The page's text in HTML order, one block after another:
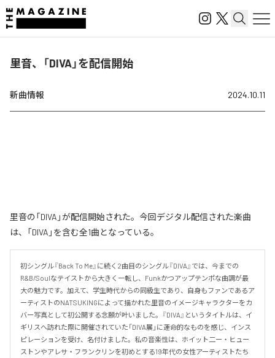
里音、「DIVA」を配信開始
新曲情報 2024.10.11
里音の「DIVA」が配信開始された。今回デジタル配信された楽曲
は、「DIVA」を含む全1曲となっている。
初シングル『Back To Me』に続く2曲目のシングル『DIVA』では、今までの
R&B/Soulなテイストから大きく一転し、Funkかつアップテンポな曲調が最
大の魅力です。加えて、学生時代からの同級生であり、自身もファンであるア
ーティストのNATSUKINGによって描かれた里音のイメージキャラクターをカ
バー写真として初公開する念願が叶いました。『DIVA』というタイトルは、イ
ギリスへ訪れた際に開催されていた「DIVA展」に運命的なものを感じ、インス
ピレーションを受け、名付けました。私の音楽性は、ホイット二ー・ヒュー
ストンやアレサ・フランクリンを初めとする19年代の女性アーティストたち